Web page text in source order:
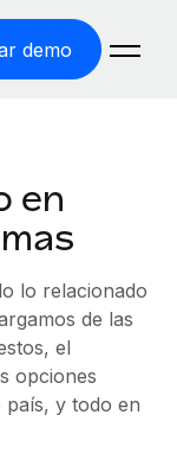
demo
y conforme a la
en entidades.
el país.
de EE.
errónea
por país.
en
lo relacionado
de las
el
opciones
país, y todo en